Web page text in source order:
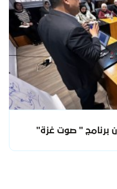
برنامج " صوت غزة"